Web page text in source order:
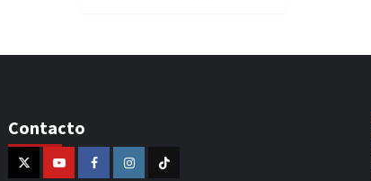
Contacto
X YoutubeFacebookInstagramTiktok